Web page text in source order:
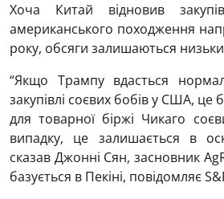
Хоча Китай відновив
американського походження
року, обсяги залишаються
“Якщо Трампу вдасться
закупівлі соєвих бобів у США, це
для товарної біржі Чикаго
випадку, це залишається в
сказав Джонні Сян, засновник
базується в Пекіні, повідомляє